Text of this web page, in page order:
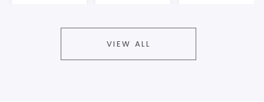
VIEW ALL